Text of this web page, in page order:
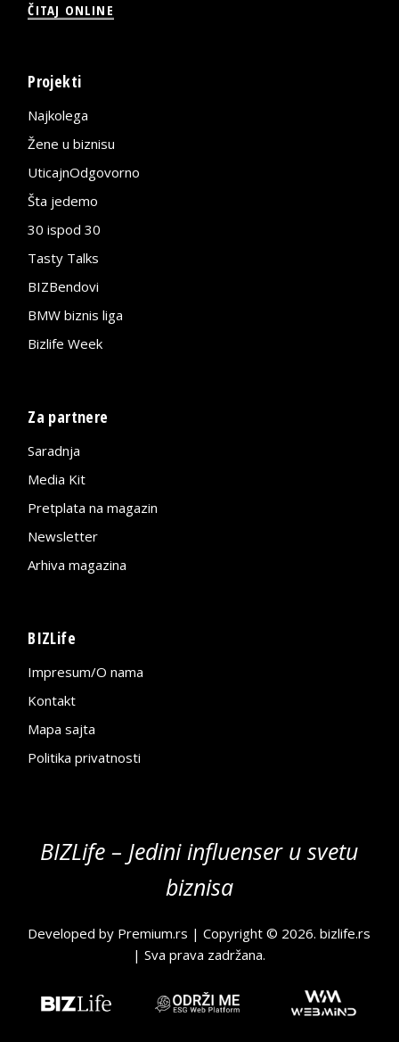
ČITAJ ONLINE
Projekti
Najkolega
Žene u biznisu
UticajnOdgovorno
Šta jedemo
30 ispod 30
Tasty Talks
BIZBendovi
BMW biznis liga
Bizlife Week
Za partnere
Saradnja
Media Kit
Pretplata na magazin
Newsletter
Arhiva magazina
BIZLife
Impresum/O nama
Kontakt
Mapa sajta
Politika privatnosti
BIZLife – Jedini influenser u svetu
biznisa
Developed by Premium.rs | Copyright © 2026.bizlife.rs
| Sva prava zadržana.